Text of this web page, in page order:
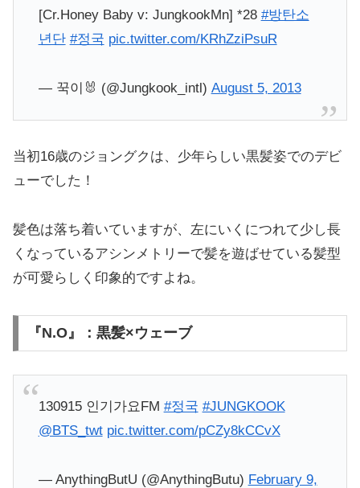
[Cr.Honey Baby v: JungkookMn] *28 #방탄소
년단 #정국 pic.twitter.com/KRhZziPsuR
— 꾹이🐰 (@Jungkook_intl) August 5, 2013
当初16歳のジョングクは、少年らしい黒髪姿でのデビ
ューでした！
髪色は落ち着いていますが、左にいくにつれて少し長
くなっているアシンメトリーで髪を遊ばせている髪型
が可愛らしく印象的ですよね。
『N.O』：黒髪×ウェーブ
130915 인기가요FM #정국 #JUNGKOOK
@BTS_twt pic.twitter.com/pCZy8kCCvX
— AnythingButU (@AnythingButu) February 9,